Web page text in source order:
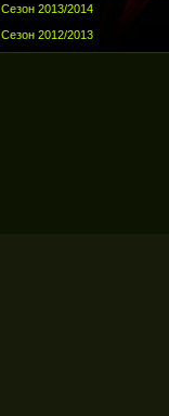
Сезон 2013/2014
Сезон 2012/2013